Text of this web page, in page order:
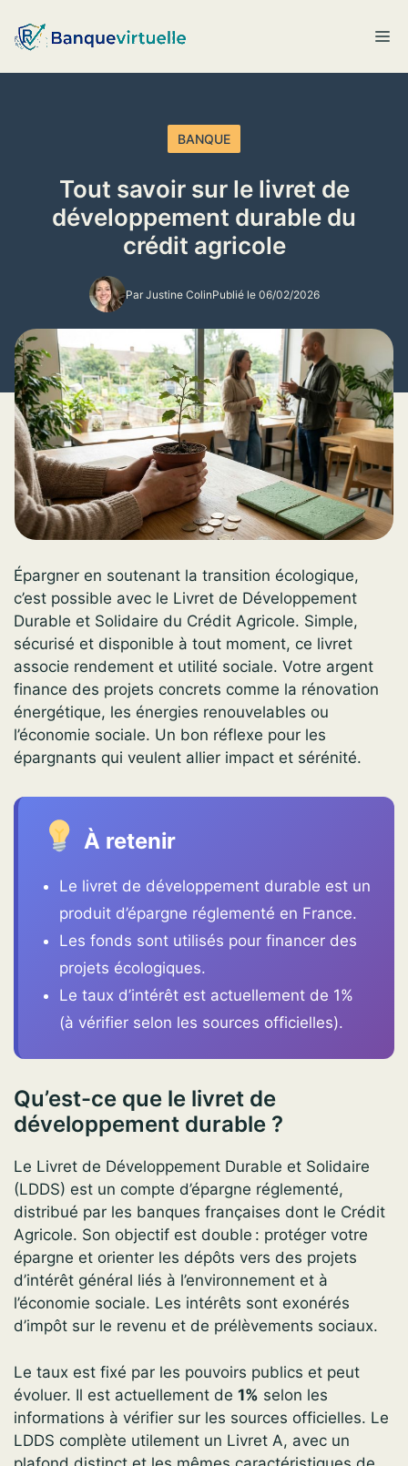
au
contenu
BANQUE
Tout savoir sur le livret de
développement durable du
crédit agricole
Par Justine ColinPublié le 06/02/2026
Épargner en soutenant la transition écologique,
c’est possible avec le Livret de Développement
Durable et Solidaire du Crédit Agricole. Simple,
sécurisé et disponible à tout moment, ce livret
associe rendement et utilité sociale. Votre argent
finance des projets concrets comme la rénovation
énergétique, les énergies renouvelables ou
l’économie sociale. Un bon réflexe pour les
épargnants qui veulent allier impact et sérénité.
À retenir
Le livret de développement durable est un
produit d’épargne réglementé en France.
Les fonds sont utilisés pour financer des
projets écologiques.
Le taux d’intérêt est actuellement de 1%
(à vérifier selon les sources officielles).
Qu’est-ce que le livret de
développement durable ?
Le Livret de Développement Durable et Solidaire
(LDDS) est un compte d’épargne réglementé,
distribué par les banques françaises dont le Crédit
Agricole. Son objectif est double : protéger votre
épargne et orienter les dépôts vers des projets
d’intérêt général liés à l’environnement et à
l’économie sociale. Les intérêts sont exonérés
d’impôt sur le revenu et de prélèvements sociaux.
Le taux est fixé par les pouvoirs publics et peut
évoluer. Il est actuellement de 1% selon les
informations à vérifier sur les sources officielles. Le
LDDS complète utilement un Livret A, avec un